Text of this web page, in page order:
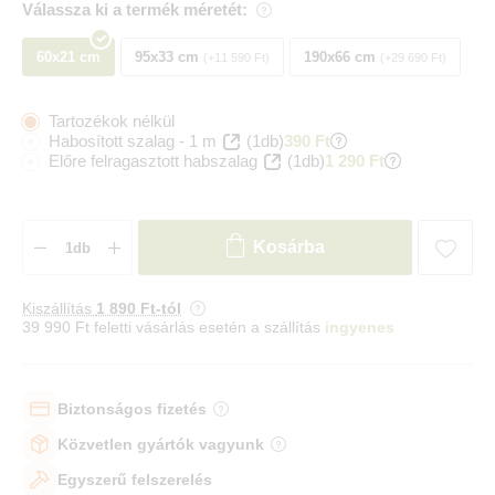
Válassza ki a termék méretét:
60x21 cm 95x33 cm +11 590 Ft 190x66 cm +29 690 Ft
Tartozékok nélkül
Habosított szalag - 1 m
(1db)390 Ft
Előre felragasztott habszalag
(1db)1 290 Ft
Kosárba
Kiszállítás 1 890 Ft-tól
39 990 Ft feletti vásárlás esetén a szállítás ingyenes
Biztonságos fizetés
Közvetlen gyártók vagyunk
Egyszerű felszerelés